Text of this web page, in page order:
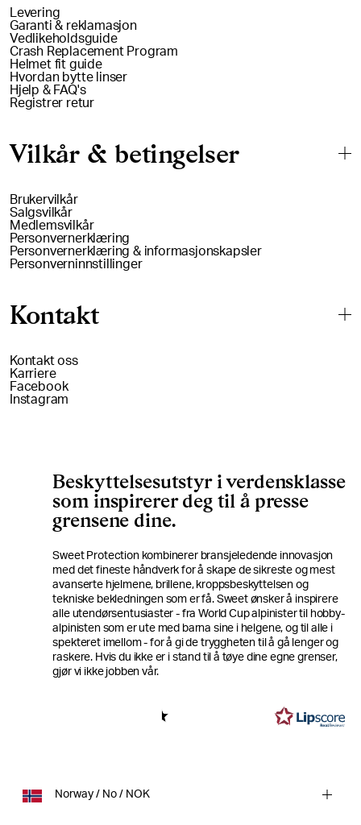
Beskyttelsesutstyr i verdensklasse
som inspirerer deg til å presse
grensene dine.
Sweet Protection kombinerer bransjeledende innovasjon
med det fineste håndverk for å skape de sikreste og mest
avanserte hjelmene, brillene, kroppsbeskyttelsen og
tekniske bekledningen som er få. Sweet ønsker å inspirere
alle utendørsentusiaster - fra World Cup alpinister til hobby-
alpinisten som er ute med barna sine i helgene, og til alle i
spekteret imellom - for å gi de tryggheten til å gå lenger og
raskere. Hvis du ikke er i stand til å tøye dine egne grenser,
gjør vi ikke jobben vår.
Levering
Garanti & reklamasjon
Vedlikeholdsguide
Crash Replacement Program
Helmet fit guide
Hvordan bytte linser
Hjelp & FAQ's
Registrer retur
Vilkår & betingelser
Brukervilkår
Salgsvilkår
Medlemsvilkår
Personvernerklæring
Personvernerklæring & informasjonskapsler
Personverninnstillinger
Kontakt
Kontakt oss
Karriere
Facebook
Instagram
Norway / No / NOK